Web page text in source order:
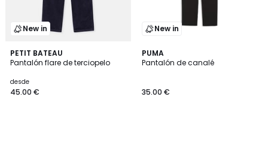
New in
PETIT BATEAU
Pantalón flare de terciopelo
desde
45.00 €
New in
PUMA
Pantalón de canalé
35.00 €